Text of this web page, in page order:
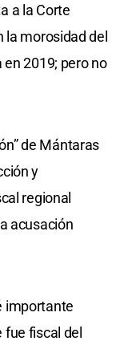
a la Corte
la morosidad del
2019; pero no
de Mántaras
y
regional
acusación
importante
fue fiscal del